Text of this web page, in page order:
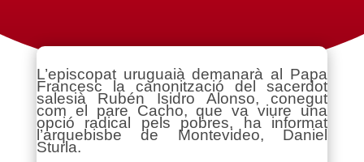
L’episcopat uruguaià demanarà al Papa
Francesc la canonització del sacerdot
salesià Rubén Isidro Alonso, conegut
com el pare Cacho, que va viure una
opció radical pels pobres, ha informat
l’arquebisbe de Montevideo, Daniel
Sturla.